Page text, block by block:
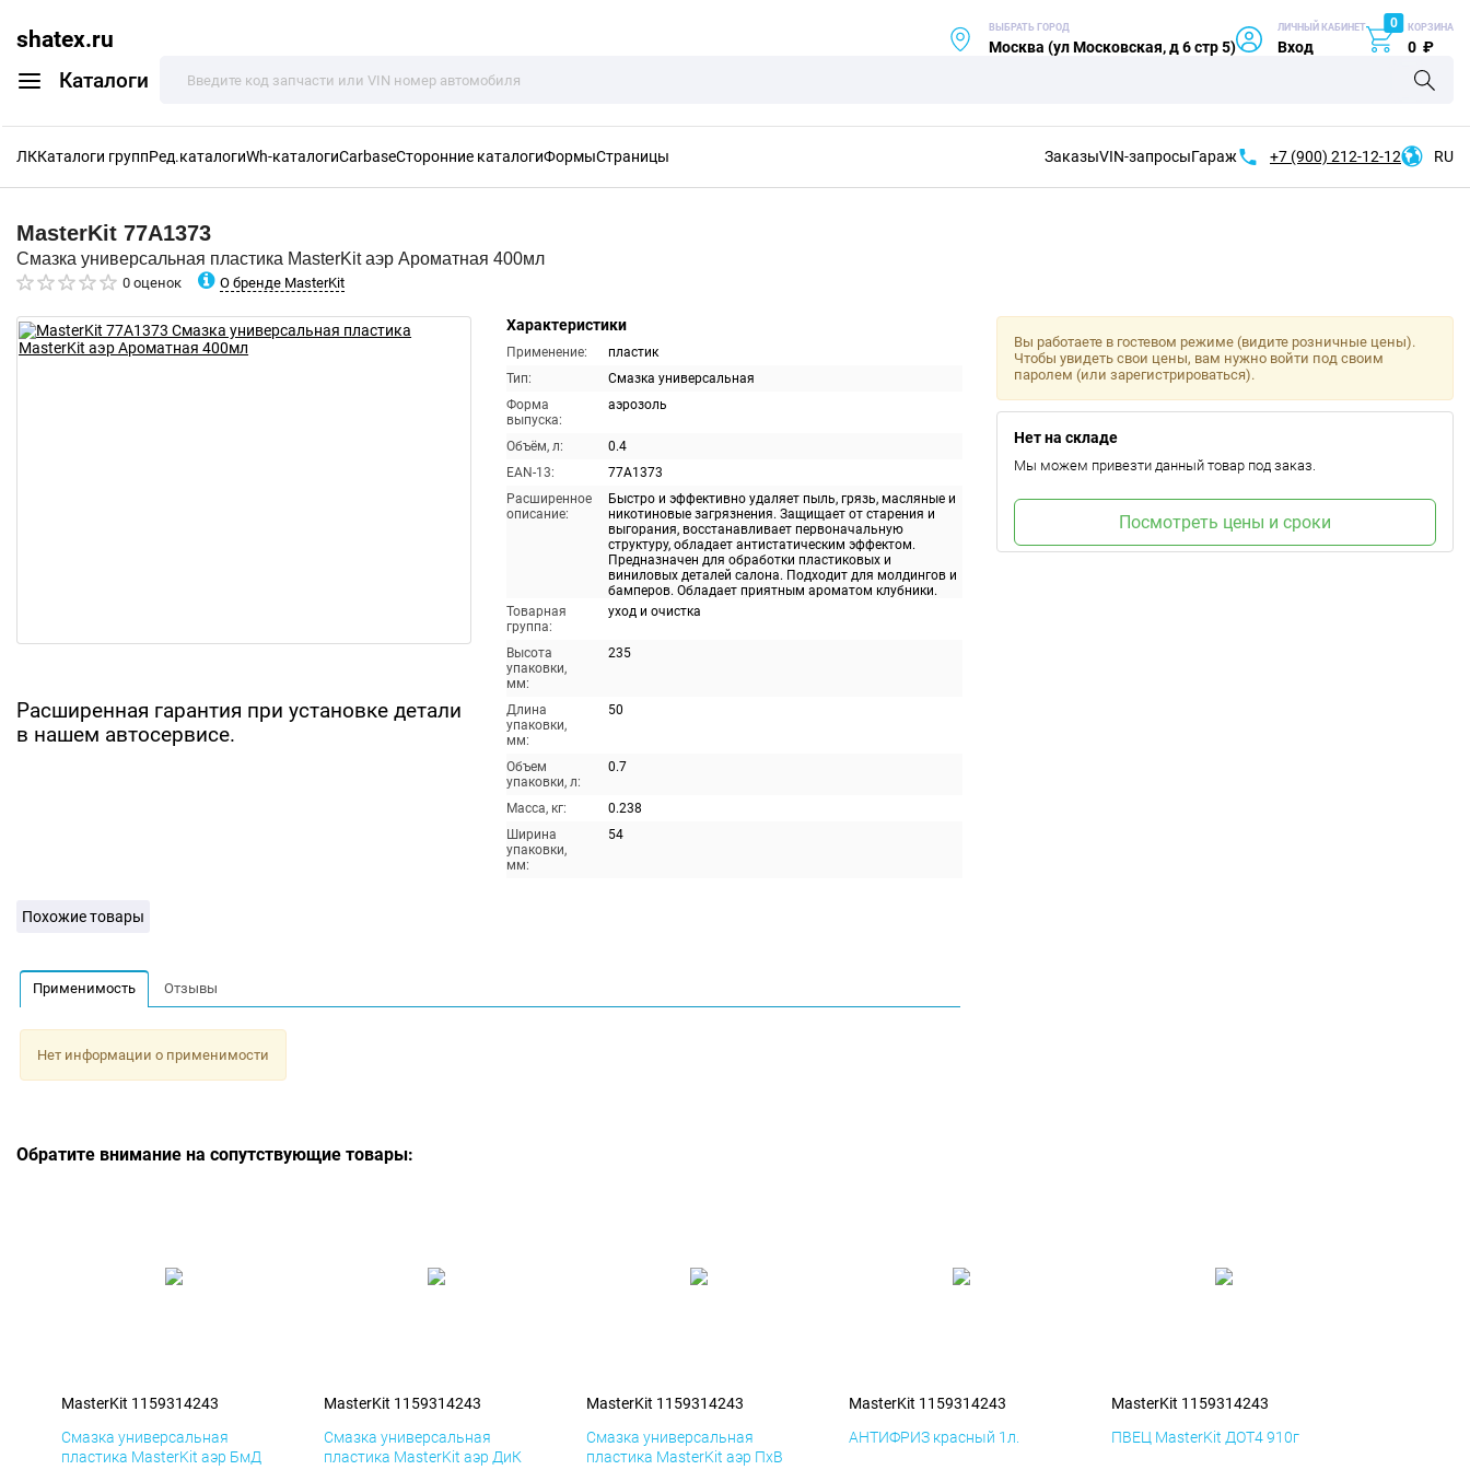
shatex.ru
Каталоги
ВЫБРАТЬ ГОРОД
Москва (ул Московская, д 6 стр 5)
ЛИЧНЫЙ КАБИНЕТ
Вход
0 КОРЗИНА
0 ₽
ЛККаталоги группРед.каталогиWh-каталогиCarbaseСторонние каталогиФормыСтраницы ЗаказыVIN-запросыГараж +7 (900) 212-12-12 RU
MasterKit 77A1373
Смазка универсальная пластика MasterKit аэр Ароматная 400мл
0 оценок О бренде MasterKit
Расширенная гарантия при установке детали
в нашем автосервисе.
Характеристики
Применение:
пластик
Тип:
Смазка универсальная
Форма
выпуска:
аэрозоль
Объём, л:
0.4
EAN-13:
77A1373
Расширенное
описание:
Быстро и эффективно удаляет пыль, грязь, масляные и
никотиновые загрязнения. Защищает от старения и
выгорания, восстанавливает первоначальную
структуру, обладает антистатическим эффектом.
Предназначен для обработки пластиковых и
виниловых деталей салона. Подходит для молдингов и
бамперов. Обладает приятным ароматом клубники.
Товарная
группа:
уход и очистка
Высота
упаковки,
мм:
235
Длина
упаковки,
мм:
50
Объем
упаковки, л:
0.7
Масса, кг:
0.238
Ширина
упаковки,
мм:
54
Вы работаете в гостевом режиме (видите розничные цены).
Чтобы увидеть свои цены, вам нужно войти под своим
паролем (или зарегистрироваться).
Нет на складе
Мы можем привезти данный товар под заказ.
Посмотреть цены и сроки
Похожие товары
Применимость Отзывы
Нет информации о применимости
Обратите внимание на сопутствующие товары:
MasterKit 1159314243
Смазка универсальная
пластика MasterKit аэр БмД
MasterKit 1159314243
Смазка универсальная
пластика MasterKit аэр ДиК
MasterKit 1159314243
Смазка универсальная
пластика MasterKit аэр ПхВ
MasterKit 1159314243
АНТИФРИЗ красный 1л.
MasterKit 1159314243
ПВЕЦ MasterKit ДОТ4 910г